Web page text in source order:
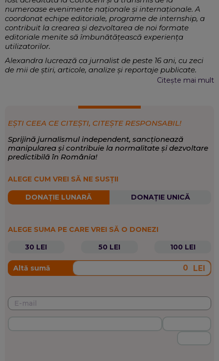
numeroase evenimente naționale și internaționale. A
coordonat echipe editoriale, programe de internship, a
contribuit la crearea și dezvoltarea de noi formate
editoriale menite să îmbunătățească experiența
utilizatorilor.
Alexandra lucrează ca jurnalist de peste 16 ani, cu zeci
de mii de știri, articole, analize și reportaje publicate.
Crede cu tărie în puterea cuvântului și și-a dedicat
Jurnalism, Comunicare, Crearea și
diseminarea mass-media, Strategii de conținut,
Mentorat, Grant-uri
SCRIE DESPRE: Eveniment,Politică,Sănătate
Citește mai mult
EȘTI CEEA CE CITEȘTI, CITEȘTE RESPONSABIL!
Sprijină jurnalismul independent, sancționează
manipularea și contribuie la normalitate și dezvoltare
predictibilă în România!
ALEGE CUM VREI SĂ NE SUSȚII
DONAȚIE LUNARĂ DONAȚIE UNICĂ
ALEGE SUMA PE CARE VREI SĂ O DONEZI
30 LEI
50 LEI 100 LEI
Altă sumă LEI